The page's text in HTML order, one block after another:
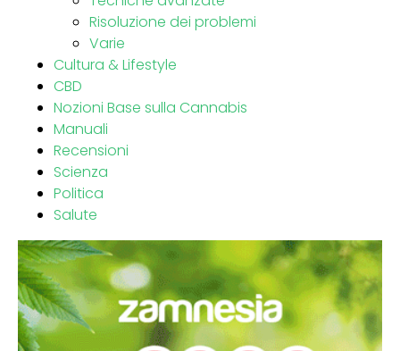
Risoluzione dei problemi
Varie
Cultura & Lifestyle
CBD
Nozioni Base sulla Cannabis
Manuali
Recensioni
Scienza
Politica
Salute